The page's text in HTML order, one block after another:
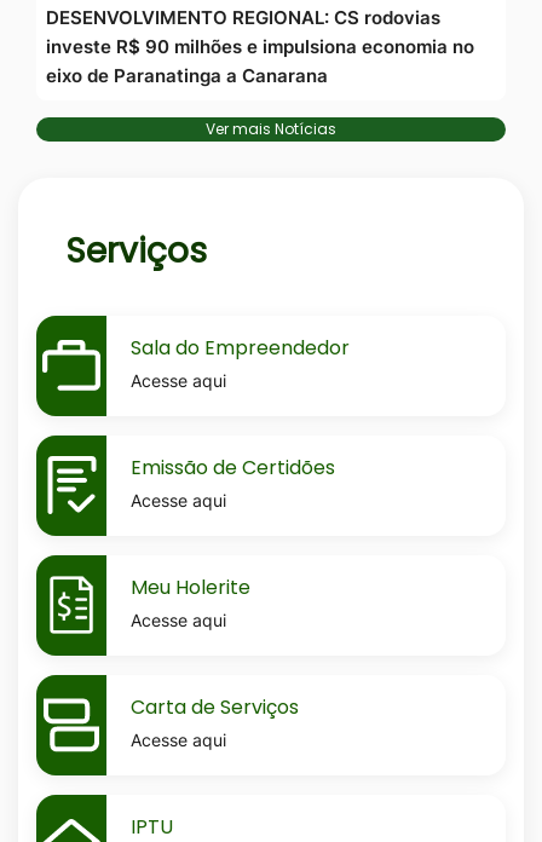
DESENVOLVIMENTO REGIONAL: CS rodovias
investe R$ 90 milhões e impulsiona economia no
eixo de Paranatinga a Canarana
Ver mais Notícias
Serviços
MaskSala-
do-
empreendedor
Sala do Empreendedor
Acesse aqui
MaskEmissao-
de-
certidoes
Emissão de Certidões
Acesse aqui
MaskMeu-
holerite
Meu Holerite
Acesse aqui
MaskCarta-
de-
servicos
Carta de Serviços
Acesse aqui
MaskIptuIPTU